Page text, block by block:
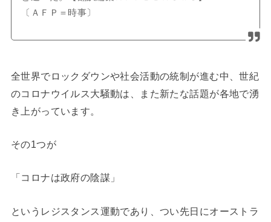
〔ＡＦＰ＝時事〕
全世界でロックダウンや社会活動の統制が進む中、世紀
のコロナウイルス大騒動は、また新たな話題が各地で湧
き上がっています。
その1つが
「コロナは政府の陰謀」
というレジスタンス運動であり、つい先日にオーストラ